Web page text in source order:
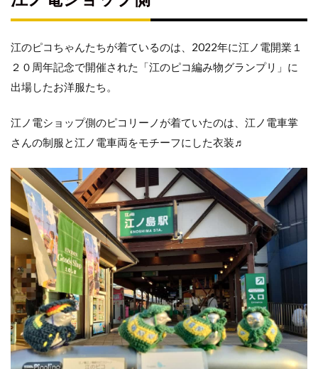
シ
ョ
プ
側
タ
リ
ズ
側
江のピコちゃんたちが着ているのは、2022年に江ノ電開業１
２０周年記念で開催された「江のピコ編み物グランプリ」に
出場したお洋服たち。
江ノ電ショップ側のピコリーノが着ていたのは、江ノ電車掌
さんの制服と江ノ電車両をモチーフにした衣装♬